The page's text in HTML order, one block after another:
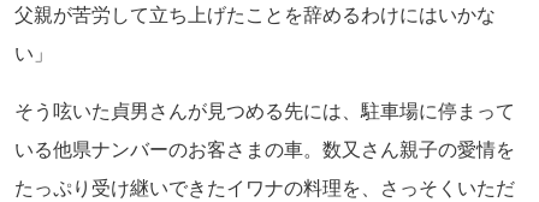
父親が苦労して立ち上げたことを辞めるわけにはいかな
い」
そう呟いた貞男さんが見つめる先には、駐車場に停まって
いる他県ナンバーのお客さまの車。数又さん親子の愛情を
たっぷり受け継いできたイワナの料理を、さっそくいただ